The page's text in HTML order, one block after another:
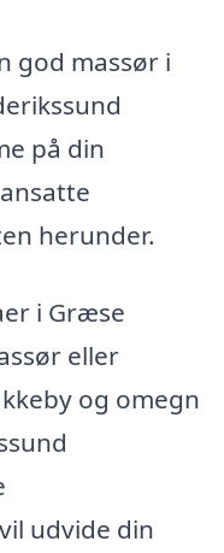
god massør i
på din
herunder.
i Græse
eller
og omegn
udvide din